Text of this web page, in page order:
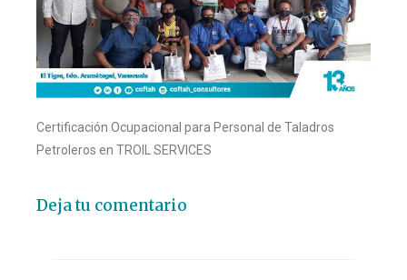
Certificación Ocupacional para Personal de Taladros
Petroleros en TROIL SERVICES
Deja tu comentario